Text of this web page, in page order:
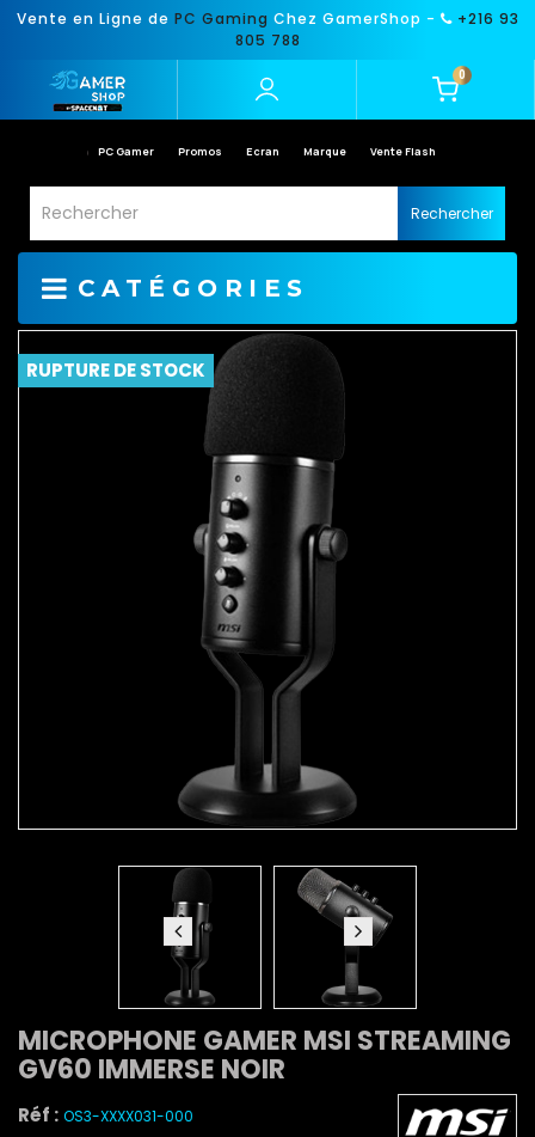
Vente en Ligne de PC Gaming Chez GamerShop -
+216 93
805 788
0
PC Gamer Promos Ecran Marque Vente Flash
Rechercher
CATÉGORIES
RUPTURE DE STOCK
MICROPHONE GAMER MSI STREAMING
GV60 IMMERSE NOIR
Réf : OS3-XXXX031-000